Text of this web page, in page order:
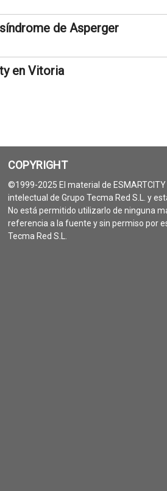
de Asperger
en Vitoria
COPYRIGHT
©1999-2025 El material de
intelectual de Grupo Tecma Red S.L. y
No está permitido utilizarlo de ninguna
referencia a la fuente y sin permiso por
Tecma Red S.L.